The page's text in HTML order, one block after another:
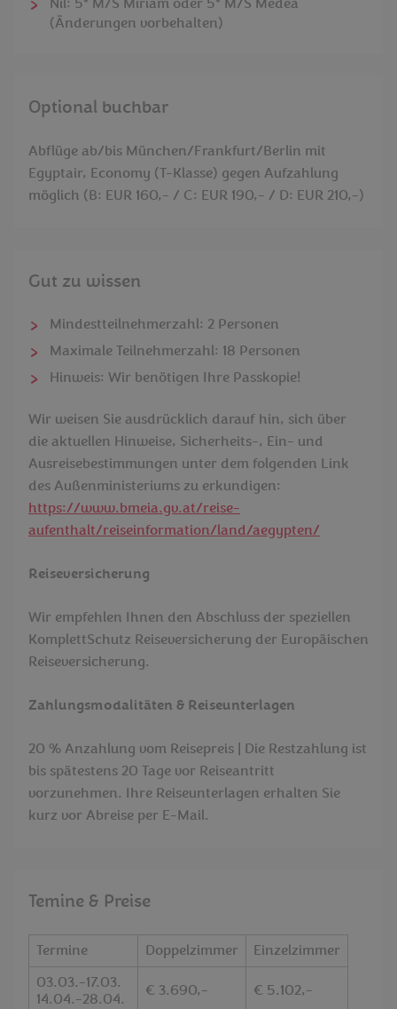
Nil: 5* M/S Miriam oder 5* M/S Medea
(Änderungen vorbehalten)
Optional buchbar
Abflüge ab/bis München/Frankfurt/Berlin mit
Egyptair, Economy (T-Klasse) gegen Aufzahlung
möglich (B: EUR 160,- / C: EUR 190,- / D: EUR 210,-)
Gut zu wissen
Mindestteilnehmerzahl: 2 Personen
Maximale Teilnehmerzahl: 18 Personen
Hinweis: Wir benötigen Ihre Passkopie!
Wir weisen Sie ausdrücklich darauf hin, sich über
die aktuellen Hinweise, Sicherheits-, Ein- und
Ausreisebestimmungen unter dem folgenden Link
des Außenministeriums zu erkundigen:
https://www.bmeia.gv.at/reise-
aufenthalt/reiseinformation/land/aegypten/
Reiseversicherung
Wir empfehlen Ihnen den Abschluss der speziellen
KomplettSchutz Reiseversicherung der Europäischen
Reiseversicherung.
Zahlungsmodalitäten & Reiseunterlagen
20 % Anzahlung vom Reisepreis | Die Restzahlung ist
bis spätestens 20 Tage vor Reiseantritt
vorzunehmen. Ihre Reiseunterlagen erhalten Sie
kurz vor Abreise per E-Mail.
Temine & Preise
Termine Doppelzimmer
Einzelzimmer
03.03.-17.03.
14.04.-28.04.
€ 3.690,- € 5.102,-